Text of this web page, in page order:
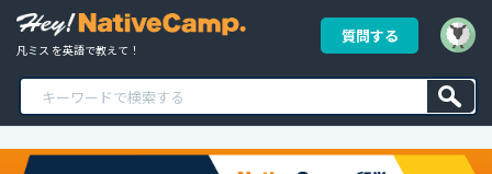
凡ミス を英語で教えて！
質問する